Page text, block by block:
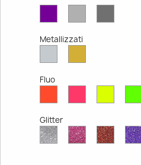
OpacoChiaroScuro
Metallizzati
MetallizzatoMetallizzato
Fluo
Fluo
Fluo
Fluo
Glitter
Diamante
Glitter
Rosa
Glitter
Rosso
Glitter